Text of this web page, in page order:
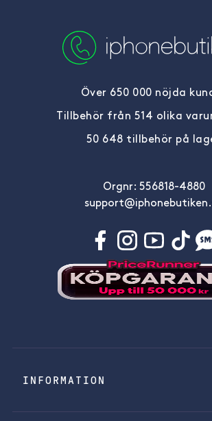
Över 650 000 nöjda
Tillbehör från 514 olika
50 648 tillbehör på
Orgnr: 556818-4880
INFORMATION